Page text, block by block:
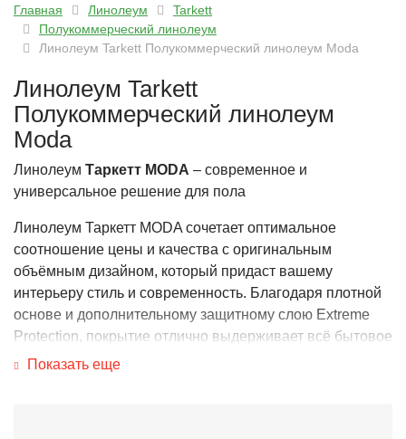
Главная Линолеум
Tarkett
Полукоммерческий линолеум
Линолеум Tarkett Полукоммерческий линолеум Moda
Линолеум Tarkett
Полукоммерческий линолеум
Moda
Линолеум Таркетт MODA – современное и
универсальное решение для пола
Линолеум Таркетт MODA сочетает оптимальное
соотношение цены и качества с оригинальным
объёмным дизайном, который придаст вашему
интерьеру стиль и современность. Благодаря плотной
основе и дополнительному защитному слою Extreme
Protection, покрытие отлично выдерживает всё бытовое
и офисное воздействие – устойчиво к ножкам мебели,
Показать еще